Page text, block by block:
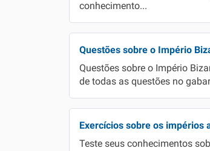
conhecimento...
Questões sobre o Império
Questões sobre o Império
de todas as questões no
Exercícios sobre os impérios
Teste seus conhecimentos